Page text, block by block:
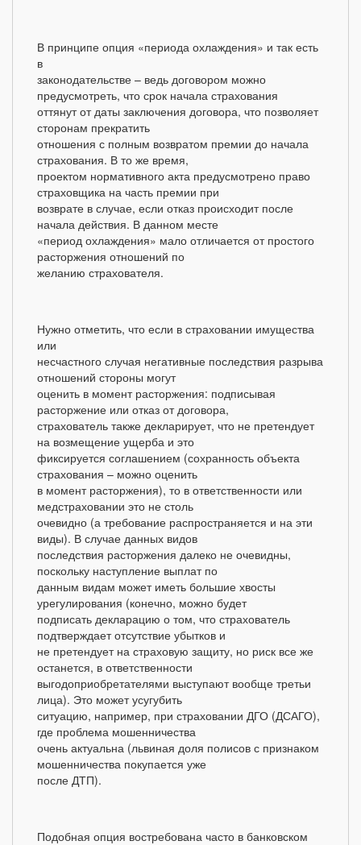
В принципе опция «периода охлаждения» и так есть
в
законодательстве – ведь договором можно
предусмотреть, что срок начала страхования
оттянут от даты заключения договора, что позволяет
сторонам прекратить
отношения с полным возвратом премии до начала
страхования. В то же время,
проектом нормативного акта предусмотрено право
страховщика на часть премии при
возврате в случае, если отказ происходит после
начала действия. В данном месте
«период охлаждения» мало отличается от простого
расторжения отношений по
желанию страхователя.
Нужно отметить, что если в страховании имущества
или
несчастного случая негативные последствия разрыва
отношений стороны могут
оценить в момент расторжения: подписывая
расторжение или отказ от договора,
страхователь также декларирует, что не претендует
на возмещение ущерба и это
фиксируется соглашением (сохранность объекта
страхования – можно оценить
в момент расторжения), то в ответственности или
медстраховании это не столь
очевидно (а требование распространяется и на эти
виды). В случае данных видов
последствия расторжения далеко не очевидны,
поскольку наступление выплат по
данным видам может иметь большие хвосты
урегулирования (конечно, можно будет
подписать декларацию о том, что страхователь
подтверждает отсутствие убытков и
не претендует на страховую защиту, но риск все же
останется, в ответственности
выгодоприобретателями выступают вообще третьи
лица). Это может усугубить
ситуацию, например, при страховании ДГО (ДСАГО),
где проблема мошенничества
очень актуальна (львиная доля полисов с признаком
мошенничества покупается уже
после ДТП).
Подобная опция востребована часто в банковском